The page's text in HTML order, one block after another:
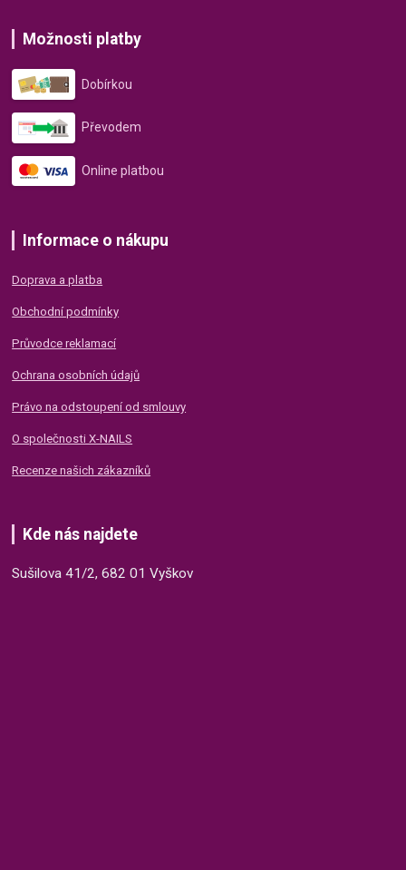
Možnosti platby
Dobírkou
Převodem
Online platbou
Informace o nákupu
Doprava a platba
Obchodní podmínky
Průvodce reklamací
Ochrana osobních údajů
Právo na odstoupení od smlouvy
O společnosti X-NAILS
Recenze našich zákazníků
Kde nás najdete
Sušilova 41/2, 682 01 Vyškov